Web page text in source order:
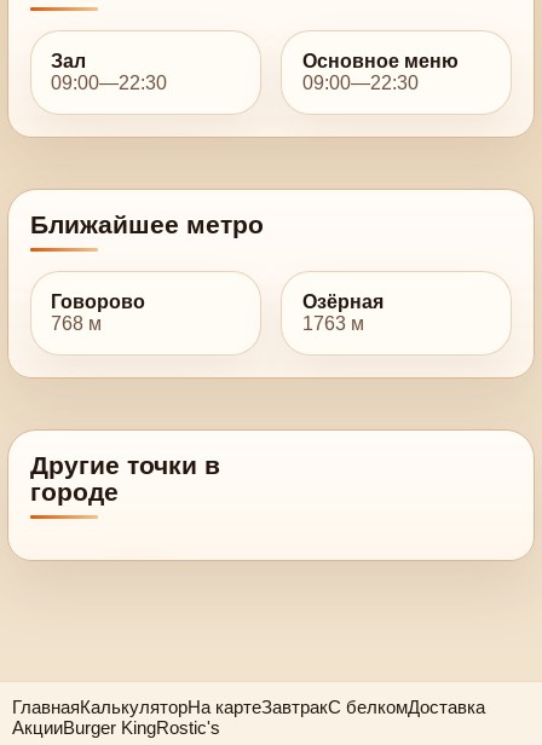
Зал
09:00—22:30
Основное меню
09:00—22:30
Ближайшее метро
Говорово
768 м
Озёрная
1763 м
Другие точки в
городе
ГлавнаяКалькуляторНа картеЗавтракС белкомДоставка
АкцииBurger KingRostic's